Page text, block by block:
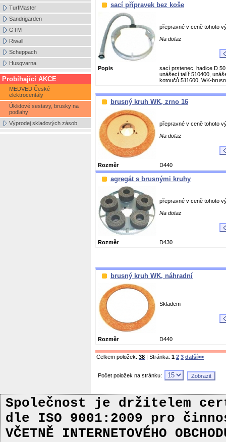
TurfMaster
Sandrigarden
GTM
Riwall
Scheppach
Husqvarna
Probíhající AKCE
MEDVED České
elektrocentály
Úklidové sestavy, brusky na
podlahy
Výprodej skladových zásob
sací přípravek bez koše
přepravné v ceně tohoto
Na dotaz
Popis
sací prstenec, hadice D
unášecí talíř 510400,
kotoučů 511600, WK-
brusný kruh WK, zrno 16
přepravné v ceně tohoto
Na dotaz
Rozměr D440
agregát s brusnými kruhy
přepravné v ceně tohoto
Na dotaz
Rozměr D430
brusný kruh WK, náhradní
Skladem
Rozměr D440
Celkem položek: 38 | Stránka: 1 2 3 další>>
Počet položek na stránku:
Společnost je držitelem
dle ISO 9001:2009 pro
VČETNĚ INTERNETOVÉHO